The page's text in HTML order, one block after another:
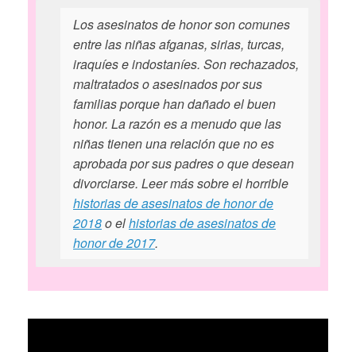
Los asesinatos de honor son comunes
entre las niñas afganas, sirias, turcas,
iraquíes e indostaníes. Son rechazados,
maltratados o asesinados por sus
familias porque han dañado el buen
honor. La razón es a menudo que las
niñas tienen una relación que no es
aprobada por sus padres o que desean
divorciarse. Leer más sobre el horrible
historias de asesinatos de honor de
2018o elhistorias de asesinatos de
honor de 2017.